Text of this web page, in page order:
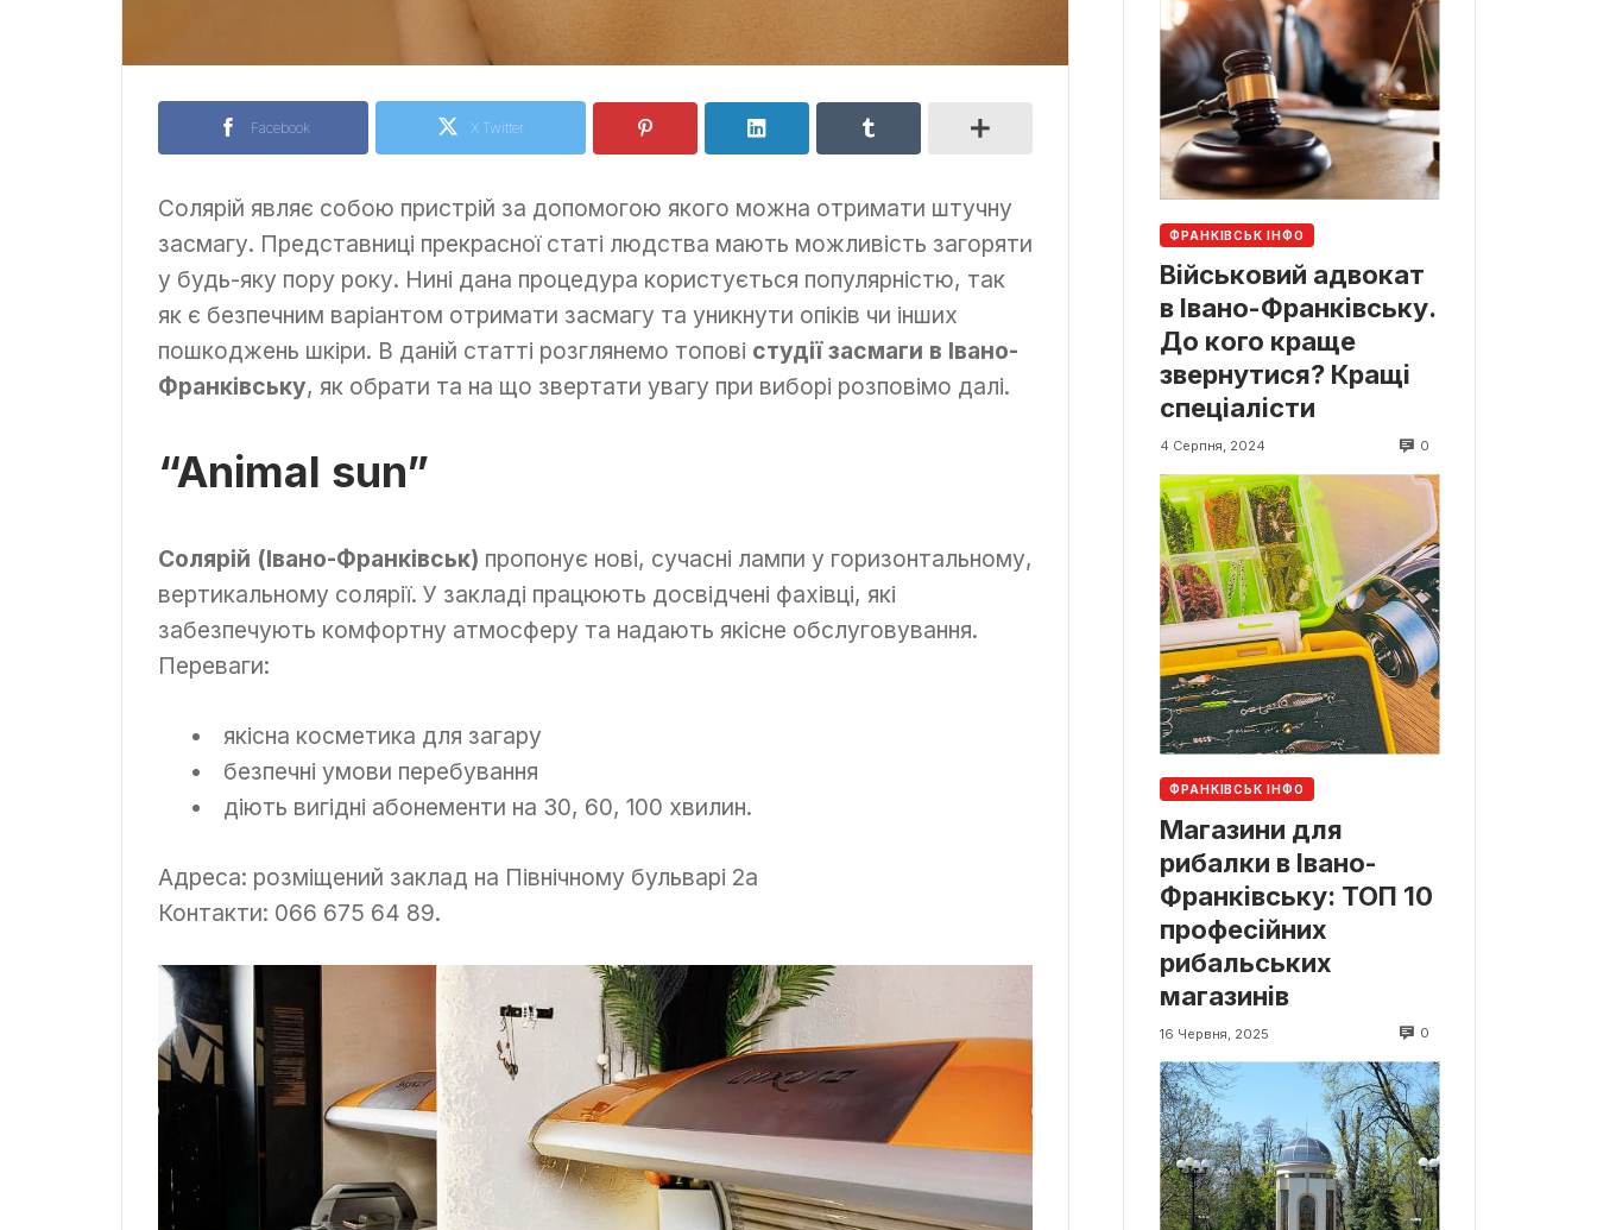
Facebook X Twitter
Солярій являє собою пристрій за допомогою якого можна отримати штучну
засмагу. Представниці прекрасної статі людства мають можливість загоряти
у будь-яку пору року. Нині дана процедура користується популярністю, так
як є безпечним варіантом отримати засмагу та уникнути опіків чи інших
пошкоджень шкіри. В даній статті розглянемо топові студії засмаги в Івано-
Франківську, як обрати та на що звертати увагу при виборі розповімо далі.
“Animal sun”
Солярій (Івано-Франківськ) пропонує нові, сучасні лампи у горизонтальному,
вертикальному солярії. У закладі працюють досвідчені фахівці, які
забезпечують комфортну атмосферу та надають якісне обслуговування.
Переваги:
якісна косметика для загару
безпечні умови перебування
діють вигідні абонементи на 30, 60, 100 хвилин.
Адреса: розміщений заклад на Північному бульварі 2а
Контакти: 066 675 64 89.
ФРАНКІВСЬК ІНФО
Військовий адвокат
в Івано-Франківську.
До кого краще
звернутися? Кращі
спеціалісти
4 Серпня, 2024 0
ФРАНКІВСЬК ІНФО
Магазини для
рибалки в Івано-
Франківську: ТОП 10
професійних
рибальських
магазинів
16 Червня, 2025 0